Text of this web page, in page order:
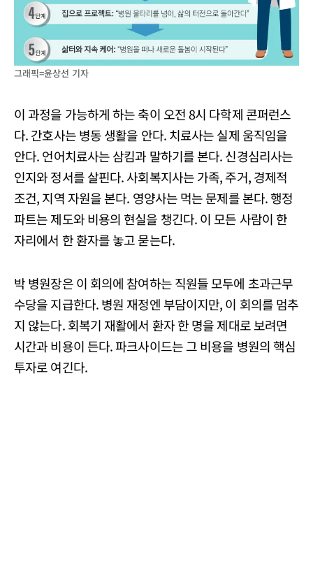
그래픽=윤상선 기자
이 과정을 가능하게 하는 축이 오전 8시 다학제 콘퍼런스
다. 간호사는 병동 생활을 안다. 치료사는 실제 움직임을
안다. 언어치료사는 삼킴과 말하기를 본다. 신경심리사는
인지와 정서를 살핀다. 사회복지사는 가족, 주거, 경제적
조건, 지역 자원을 본다. 영양사는 먹는 문제를 본다. 행정
파트는 제도와 비용의 현실을 챙긴다. 이 모든 사람이 한
자리에서 한 환자를 놓고 묻는다.
박 병원장은 이 회의에 참여하는 직원들 모두에 초과근무
수당을 지급한다. 병원 재정엔 부담이지만, 이 회의를 멈추
지 않는다. 회복기 재활에서 환자 한 명을 제대로 보려면
시간과 비용이 든다. 파크사이드는 그 비용을 병원의 핵심
투자로 여긴다.